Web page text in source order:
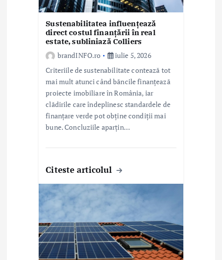
Sustenabilitatea influențează
direct costul finanțării în real
estate, subliniază Colliers
brandINFO.ro
iulie 5, 2026
Criteriile de sustenabilitate contează tot
mai mult atunci când băncile finanțează
proiecte imobiliare în România, iar
clădirile care îndeplinesc standardele de
finanțare verde pot obține condiții mai
bune. Concluziile aparțin…
Citeste articolul